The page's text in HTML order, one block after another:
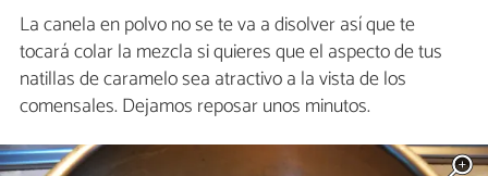
La canela en polvo no se te va a disolver así que te
tocará colar la mezcla si quieres que el aspecto de tus
natillas de caramelo sea atractivo a la vista de los
comensales. Dejamos reposar unos minutos.